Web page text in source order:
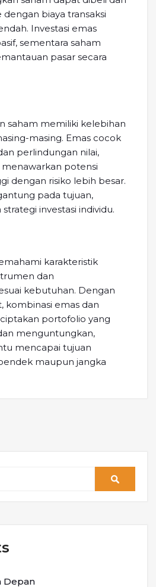
dengan biaya transaksi
Investasi emas
sementara saham
pasar secara
saham memiliki kelebihan
masing. Emas cocok
perlindungan nilai,
potensi
dengan risiko lebih besar.
pada tujuan,
investasi individu.
karakteristik
dan
kebutuhan. Dengan
kombinasi emas dan
portofolio yang
menguntungkan,
mencapai tujuan
maupun jangka
Depan